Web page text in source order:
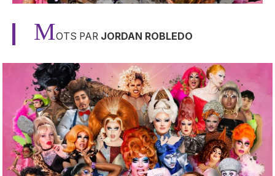
MOTS PAR JORDAN ROBLEDO